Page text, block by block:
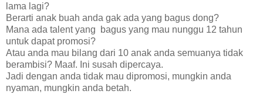
lama lagi?
Berarti anak buah anda gak ada yang bagus dong?
Mana ada talent yang bagus yang mau nunggu 12 tahun
untuk dapat promosi?
Atau anda mau bilang dari 10 anak anda semuanya tidak
berambisi? Maaf. Ini susah dipercaya.
Jadi dengan anda tidak mau dipromosi, mungkin anda
nyaman, mungkin anda betah.